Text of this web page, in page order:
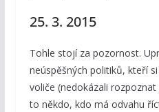
25. 3. 2015
Tohle stojí za pozornost.
neúspěšných politiků, kteří
voliče (nedokázali
to někdo, kdo má odvahu